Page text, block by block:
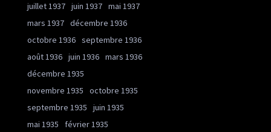
juillet 1937 juin 1937 mai 1937
mars 1937 décembre 1936
octobre 1936 septembre 1936
août 1936 juin 1936 mars 1936
décembre 1935
novembre 1935
octobre 1935
septembre 1935
juin 1935
mai 1935
février 1935